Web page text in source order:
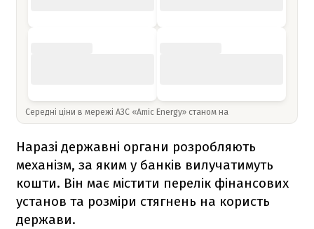
Середні ціни в мережі АЗС «Amic Energy» станом на
Наразі державні органи розробляють
механізм, за яким у банків вилучатимуть
кошти. Він має містити перелік фінансових
установ та розміри стягнень на користь
держави.